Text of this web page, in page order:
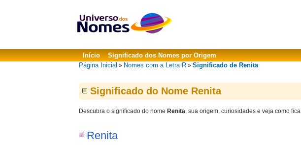
Início
Significado dos Nomes por Origem
Página Inicial » Nomes com a Letra R » Significado de Renita
Significado do Nome Renita
Descubra o significado do nome Renita, sua origem, curiosidades e veja como fica
Renita